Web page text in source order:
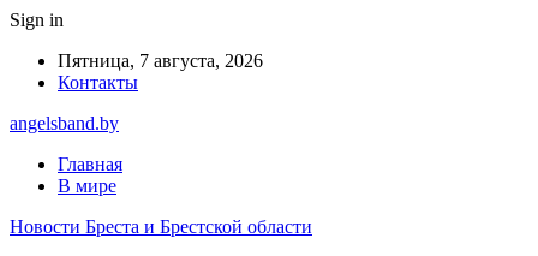
Sign in
Пятница, 7 августа, 2026
Контакты
angelsband.by
Главная
В мире
Новости Бреста и Брестской области